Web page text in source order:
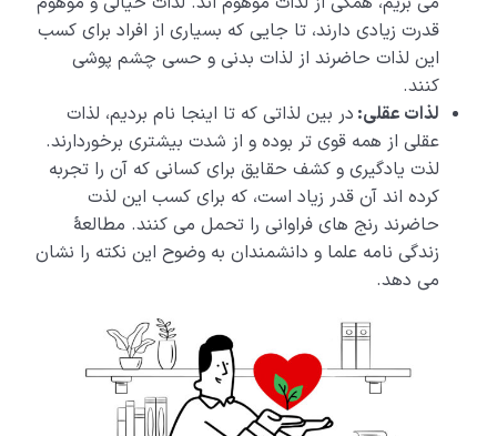
قدرت زیادی دارند، تا جایی که بسیاری از افراد برای کسب
این لذات حاضرند از لذات بدنی و حسی چشم پوشی
کنند.
لذات عقلی: در بین لذاتی که تا اینجا نام بردیم، لذات
عقلی از همه قوی تر بوده و از شدت بیشتری برخوردارند.
لذت یادگیری و کشف حقایق برای کسانی که آن را تجربه
کرده اند آن قدر زیاد است، که برای کسب این لذت
حاضرند رنج های فراوانی را تحمل می کنند. مطالعۀ
زندگی نامه علما و دانشمندان به وضوح این نکته را نشان
می دهد.